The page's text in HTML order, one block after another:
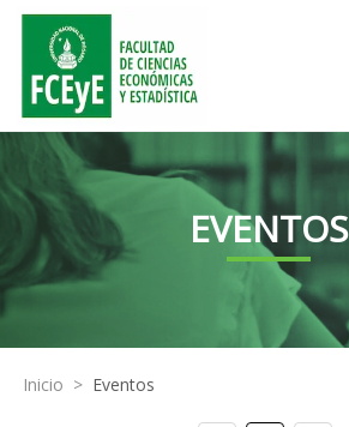
EVENTOS
Inicio > Eventos